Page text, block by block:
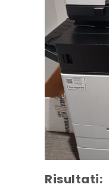
Risultati: